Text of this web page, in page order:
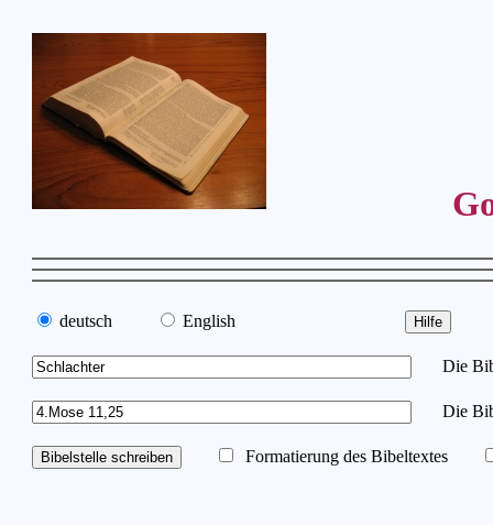
deutsch English
Die
Die
Formatierung des Bibeltextes